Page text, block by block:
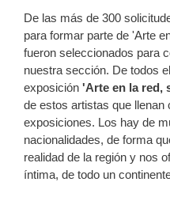
De las más de 300
para formar parte de 'Arte
fueron seleccionados para
nuestra sección. De todos
exposición 'Arte en la red,
de estos artistas que
exposiciones. Los hay de
nacionalidades, de forma
realidad de la región y nos
íntima, de todo un